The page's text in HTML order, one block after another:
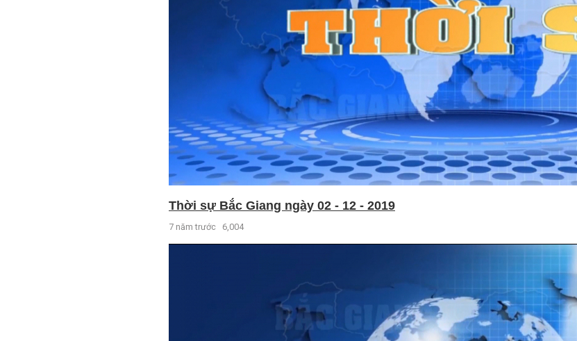
Thời sự Bắc Giang ngày 02 - 12 - 2019
7 năm trước 6,004